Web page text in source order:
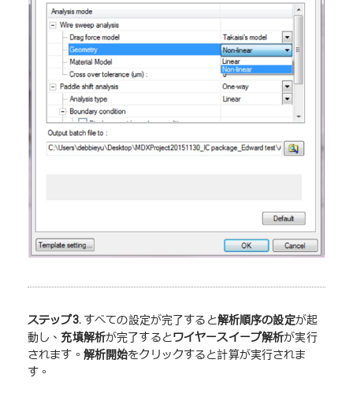
ステップ3. すべての設定が完了すると解析順序の設定が起
動し、 充填解析が完了するとワイヤースイープ解析が実行
されます。 解析開始をクリックすると計算が実行されま
す。